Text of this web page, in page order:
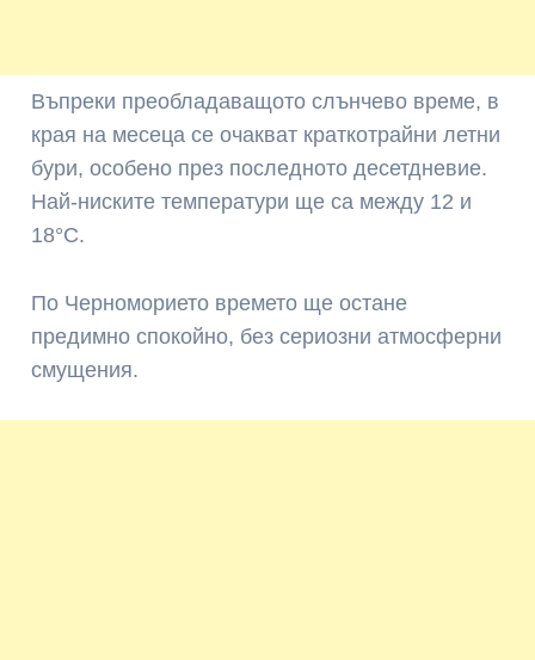
Въпреки преобладаващото слънчево време, в
края на месеца се очакват краткотрайни летни
бури, особено през последното десетдневие.
Най-ниските температури ще са между 12 и
18°C.
По Черноморието времето ще остане
предимно спокойно, без сериозни атмосферни
смущения.